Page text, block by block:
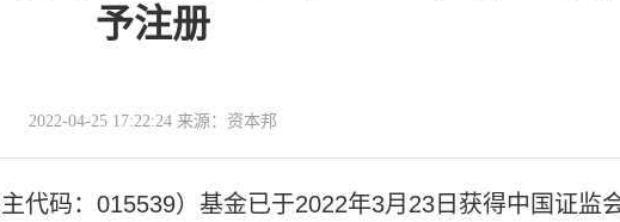
予注册
2022-04-25 17:22:24 来源：资本邦
代码：015539）基金已于2022年3月23日获得中国证监